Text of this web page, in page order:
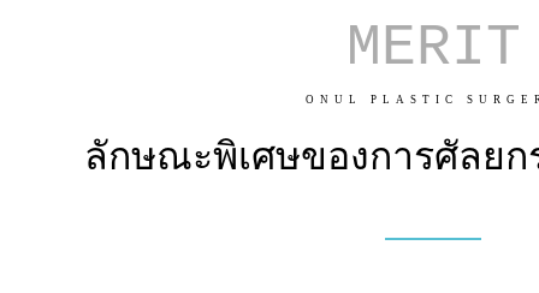
MERIT
ONUL PLASTIC
ลักษณะพิเศษของการศัลย